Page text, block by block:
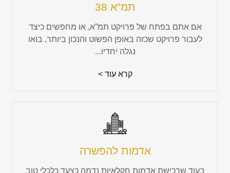
תמ”א 38
אם אתם בפתח של פרויקט תמ”א, או מחפשים כיצד
לעבור פרויקט שכזה באופן הפשוט והנכון ביותר, בואו
נגלה יחדיו...
קרא עוד >
אדמות להפשרה
בעוד שרכישת אדמות חקלאיות נדמה כצעד כלכלי טוב